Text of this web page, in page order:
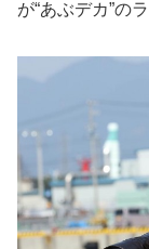
が“あぶデカ”の